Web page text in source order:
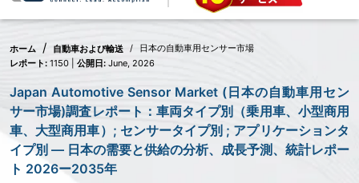
ホーム 自動車および輸送
日本の自動車用センサー市場
レポート: 1150 | 公開日: June, 2026
Japan Automotive Sensor Market (日本の自動車用セン
サー市場)調査レポート：車両タイプ別（乗用車、小型商用
車、大型商用車）; センサータイプ別 ; アプリケーションタ
イプ別 — 日本の需要と供給の分析、成長予測、統計レポー
ト 2026ー2035年